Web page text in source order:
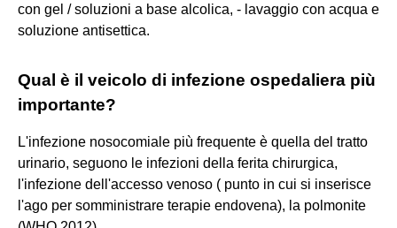
con gel / soluzioni a base alcolica, - lavaggio con acqua e
soluzione antisettica.
Qual è il veicolo di infezione ospedaliera più
importante?
L'infezione nosocomiale più frequente è quella del tratto
urinario, seguono le infezioni della ferita chirurgica,
l'infezione dell'accesso venoso ( punto in cui si inserisce
l'ago per somministrare terapie endovena), la polmonite